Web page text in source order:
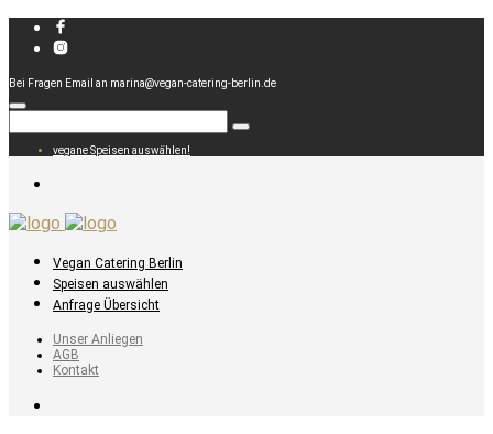
Bei Fragen Email an marina@vegan-catering-berlin.de
vegane Speisen auswählen!
Vegan Catering Berlin
Speisen auswählen
Anfrage Übersicht
Unser Anliegen
AGB
Kontakt